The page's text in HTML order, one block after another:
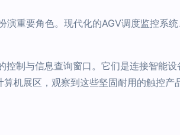
演重要角色。现代化的AGV调度监控系
制与信息查询窗口。它们是连接智能设
机展区，观察到这些坚固耐用的触控产